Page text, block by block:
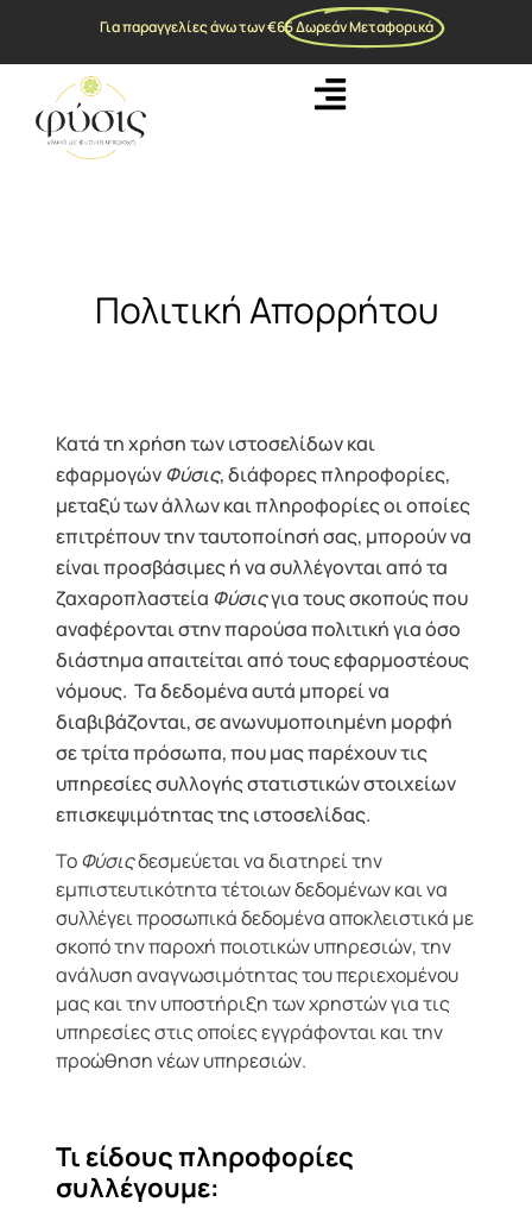
Για παραγγελίες άνω των €65Δωρεάν Μεταφορικά
Πολιτική Απορρήτου
Κατά τη χρήση των ιστοσελίδων και
εφαρμογώνΦύσις, διάφορες πληροφορίες,
μεταξύ των άλλων και πληροφορίες οι οποίες
επιτρέπουν την ταυτοποίησή σας, μπορούν να
είναι προσβάσιμες ή να συλλέγονται από τα
ζαχαροπλαστεία Φύσιςγια τους σκοπούς που
αναφέρονται στην παρούσα πολιτική για όσο
διάστημα απαιτείται από τους εφαρμοστέους
νόμους. Τα δεδομένα αυτά μπορεί να
διαβιβάζονται, σε ανωνυμοποιημένη μορφή
σε τρίτα πρόσωπα, που μας παρέχουν τις
υπηρεσίες συλλογής στατιστικών στοιχείων
επισκεψιμότητας της ιστοσελίδας.
ΤοΦύσιςδεσμεύεται να διατηρεί την
εμπιστευτικότητα τέτοιων δεδομένων και να
συλλέγει προσωπικά δεδομένα αποκλειστικά με
σκοπό την παροχή ποιοτικών υπηρεσιών, την
ανάλυση αναγνωσιμότητας του περιεχομένου
μας και την υποστήριξη των χρηστών για τις
υπηρεσίες στις οποίες εγγράφονται και την
προώθηση νέων υπηρεσιών.
Τι είδους πληροφορίες
συλλέγουμε: